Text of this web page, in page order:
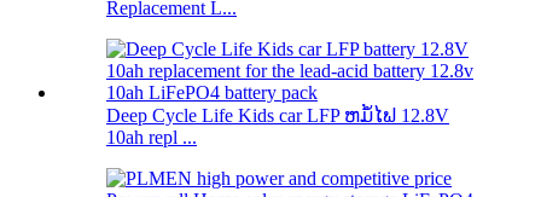
Replacement L...
Deep Cycle Life Kids car LFP ຫມໍ້ໄຟ 12.8V
10ah repl ...